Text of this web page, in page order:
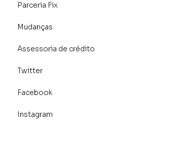
Parceria Fix
Mudanças
Assessoria de crédito
Twitter
Facebook
Instagram